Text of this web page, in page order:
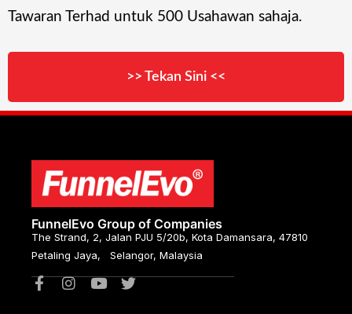
Tawaran Terhad untuk 500 Usahawan sahaja.
>> Tekan Sini <<
FunnelEvo Group of Companies
The Strand, 2, Jalan PJU 5/20b, Kota Damansara, 47810
Petaling Jaya, Selangor, Malaysia